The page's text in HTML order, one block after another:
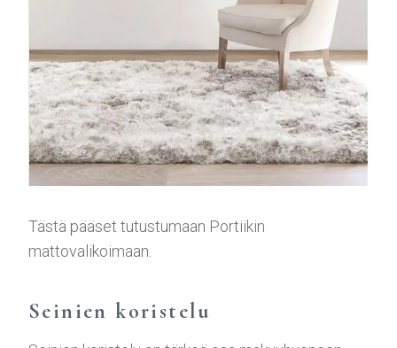
Tästä pääset tutustumaan Portiikin
mattovalikoimaan.
Seinien koristelu